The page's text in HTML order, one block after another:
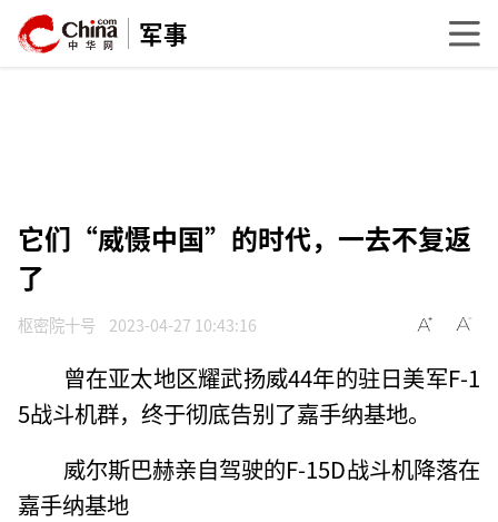
军事
它们“威慑中国”的时代，一去不复返
了
枢密院十号 2023-04-27 10:43:16
曾在亚太地区耀武扬威44年的驻日美军F-1
5战斗机群，终于彻底告别了嘉手纳基地。
威尔斯巴赫亲自驾驶的F-15D战斗机降落在
嘉手纳基地